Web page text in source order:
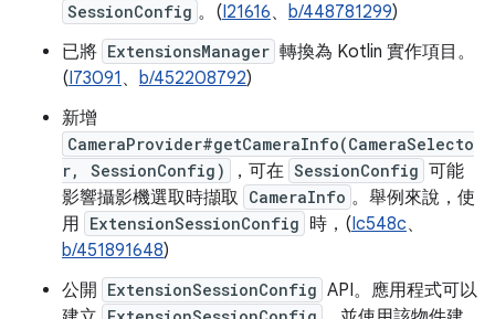
SessionConfig 。(I21616、 b/448781299)
已將 ExtensionsManager 轉換為 Kotlin 實作項目。
(I73091 、 b/452208792)
新增
CameraProvider#getCameraInfo(CameraSelecto
r, SessionConfig)
，可在 SessionConfig 可能
影響攝影機選取時擷取 CameraInfo 。舉例來說，使
用 ExtensionSessionConfig 時，(Ic548c、
b/451891648)
公開
ExtensionSessionConfig API。應用程式可以